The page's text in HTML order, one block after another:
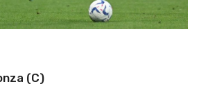
(C)